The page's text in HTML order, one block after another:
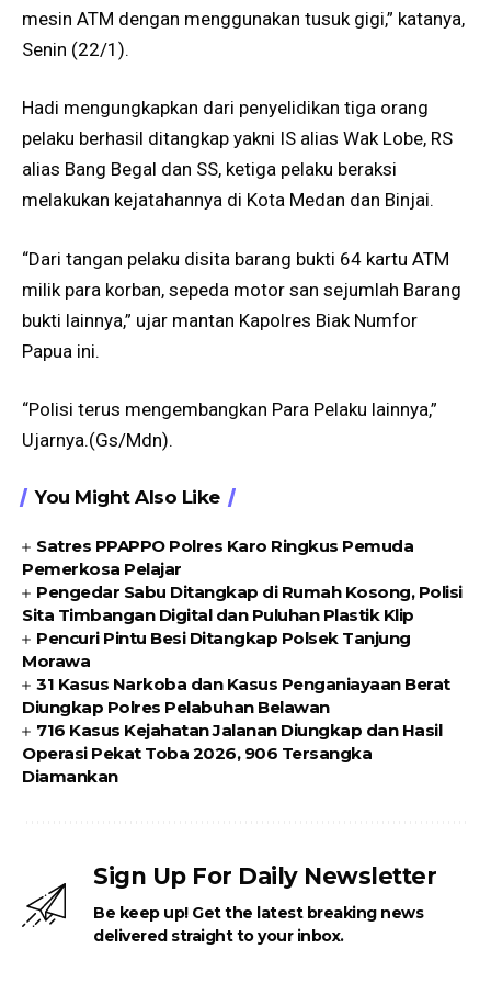
mesin ATM dengan menggunakan tusuk gigi,” katanya,
Senin (22/1).
Hadi mengungkapkan dari penyelidikan tiga orang
pelaku berhasil ditangkap yakni IS alias Wak Lobe, RS
alias Bang Begal dan SS, ketiga pelaku beraksi
melakukan kejatahannya di Kota Medan dan Binjai.
“Dari tangan pelaku disita barang bukti 64 kartu ATM
milik para korban, sepeda motor san sejumlah Barang
bukti lainnya,” ujar mantan Kapolres Biak Numfor
Papua ini.
“Polisi terus mengembangkan Para Pelaku lainnya,”
Ujarnya.(Gs/Mdn).
You Might Also Like
Satres PPAPPO Polres Karo Ringkus Pemuda
Pemerkosa Pelajar
Pengedar Sabu Ditangkap di Rumah Kosong, Polisi
Sita Timbangan Digital dan Puluhan Plastik Klip
Pencuri Pintu Besi Ditangkap Polsek Tanjung
Morawa
31 Kasus Narkoba dan Kasus Penganiayaan Berat
Diungkap Polres Pelabuhan Belawan
716 Kasus Kejahatan Jalanan Diungkap dan Hasil
Operasi Pekat Toba 2026, 906 Tersangka
Diamankan
Sign Up For Daily Newsletter
Be keep up! Get the latest breaking news
delivered straight to your inbox.